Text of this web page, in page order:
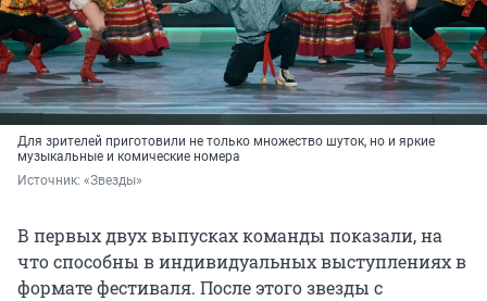
Для зрителей приготовили не только множество шуток, но и яркие
музыкальные и комические номера
Источник: «Звезды»
В первых двух выпусках команды показали, на
что способны в индивидуальных выступлениях в
формате фестиваля. После этого звезды с